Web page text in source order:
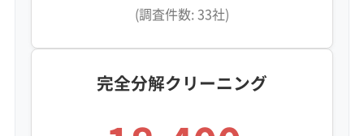
(調査件数: 33社)
完全分解クリーニング